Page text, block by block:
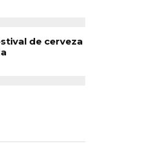
de cerveza